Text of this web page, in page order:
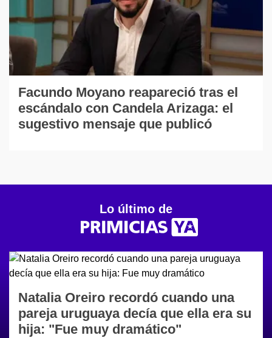
Facundo Moyano reapareció tras el
escándalo con Candela Arizaga: el
sugestivo mensaje que publicó
Lo último de
Natalia Oreiro recordó cuando una
pareja uruguaya decía que ella era su
hija: "Fue muy dramático"